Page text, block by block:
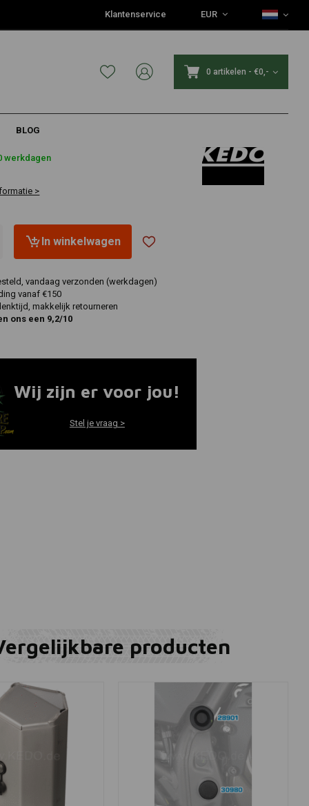
Klantenservice EUR
0 artikelen - €0,-
BLOG
werkdagen
>
In winkelwagen
vandaag verzonden (werkdagen)
vanaf €150
makkelijk retourneren
ons een 9,2/10
Wij zijn er voor jou!
Stel je vraag >
producten